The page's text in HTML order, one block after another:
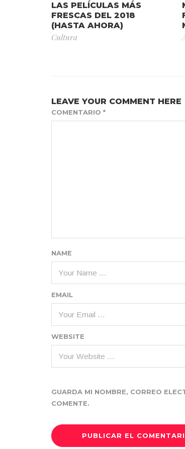
LAS PELÍCULAS MÁS
FRESCAS DEL 2018
(HASTA AHORA)
Cultura
LEAVE YOUR COMMENT HERE
COMENTARIO *
NAME
EMAIL
WEBSITE
GUARDA MI NOMBRE, CORREO
COMENTE.